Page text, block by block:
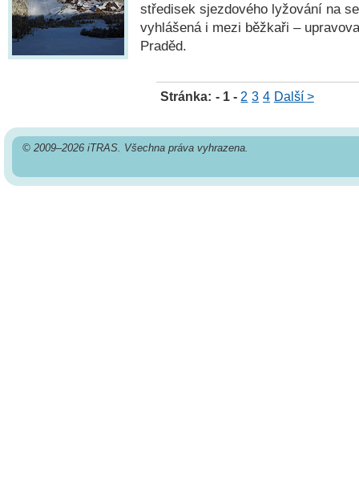
středisek sjezdového lyžování na
vyhlášená i mezi běžkaři –
Praděd.
Stránka: - 1 - 2 3 4 Další >
© 2009–2026 iTRAS. Všechna práva vyhrazena.